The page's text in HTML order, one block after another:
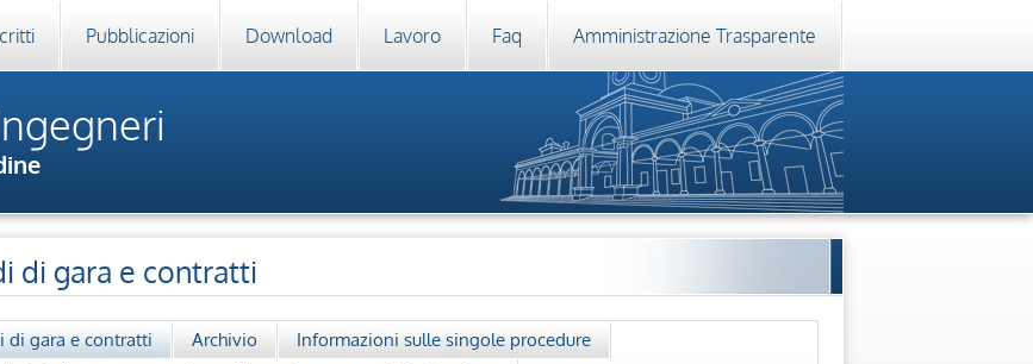
Pubblicazioni Download Lavoro Faq Amministrazione Trasparente
di gara e contratti
di gara e contratti Archivio
Informazioni sulle singole procedure